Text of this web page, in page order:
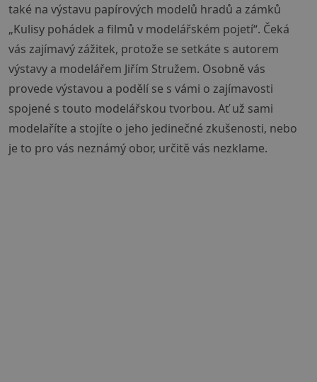
také na výstavu papírových modelů hradů a zámků
„Kulisy pohádek a filmů v modelářském pojetí“. Čeká
vás zajímavý zážitek, protože se setkáte s autorem
výstavy a modelářem Jiřím Stružem. Osobně vás
provede výstavou a podělí se s vámi o zajímavosti
spojené s touto modelářskou tvorbou. Ať už sami
modelaříte a stojíte o jeho jedinečné zkušenosti, nebo
je to pro vás neznámý obor, určitě vás nezklame.